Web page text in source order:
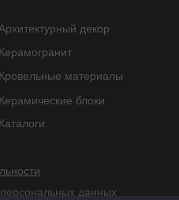
данных
Архитектурный декор
Керамогранит
Каталоги
Кровельные материалы
Керамические блоки